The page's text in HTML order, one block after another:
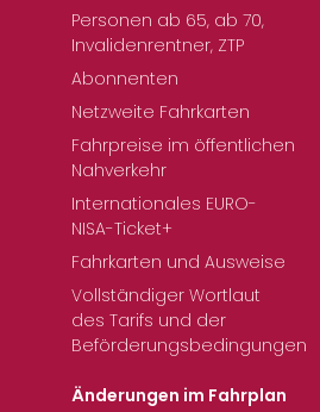
Personen ab 65, ab 70,
Invalidenrentner, ZTP
Abonnenten
Netzweite Fahrkarten
Fahrpreise im öffentlichen
Nahverkehr
Internationales EURO-
NISA-Ticket+
Fahrkarten und Ausweise
Vollständiger Wortlaut
des Tarifs und der
Beförderungsbedingungen
Änderungen im Fahrplan